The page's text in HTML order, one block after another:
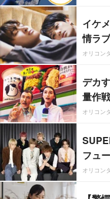
イケ
情ラ
オリコン
デカ
量作
オリコン
フュ
オリコン